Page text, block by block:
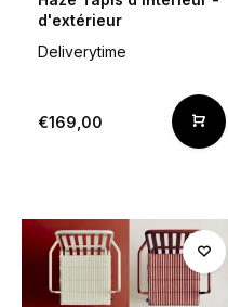
d'extérieur
Deliverytime
€169,00